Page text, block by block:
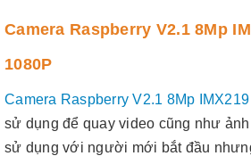
Camera Raspberry V2.1 8Mp
1080P
Camera Raspberry V2.1 8Mp
sử dụng để quay video cũng như
sử dụng với người mới bắt đầu